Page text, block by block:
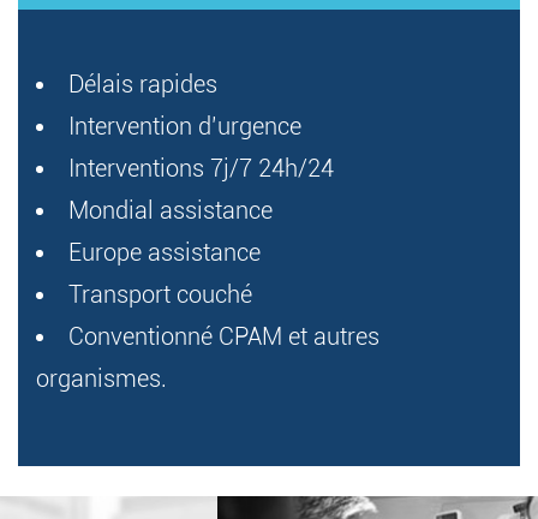
Délais rapides
Intervention d’urgence
Interventions 7j/7 24h/24
Mondial assistance
Europe assistance
Transport couché
Conventionné CPAM et autres
organismes.